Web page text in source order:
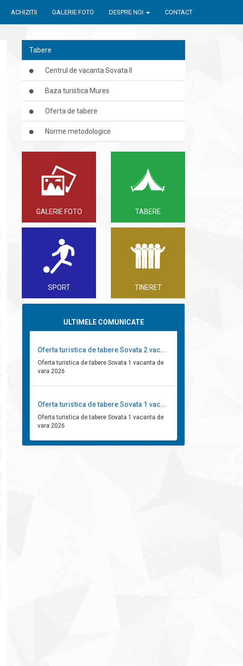
ACHIZITII GALERIE FOTO DESPRE NOI CONTACT
Tabere
Centrul de vacanta Sovata II
Baza turistica Mures
Oferta de tabere
Norme metodologice
GALERIE FOTO TABERE
SPORT TINERET
ULTIMELE COMUNICATE
Oferta turistica de tabere Sovata 2 vac...
Oferta turistica de tabere Sovata 1 vacanta de
vara 2026
Oferta turistica de tabere Sovata 1 vac...
Oferta turistica de tabere Sovata 1 vacanta de
vara 2026